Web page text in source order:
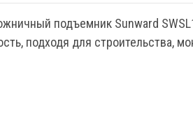
подъемник Sunward
подходя для строительства,